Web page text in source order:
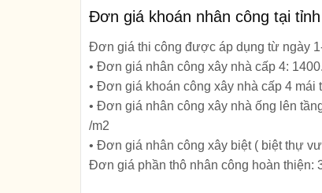
Đơn giá khoán nhân công tại
Đơn giá thi công được áp dụng từ ngày
• Đơn giá nhân công xây nhà cấp 4:
• Đơn giá khoán công xây nhà cấp 4 mái
• Đơn giá nhân công xây nhà ống lên
/m2
• Đơn giá nhân công xây biệt ( biệt thự
Đơn giá phần thô nhân công hoàn thiện: